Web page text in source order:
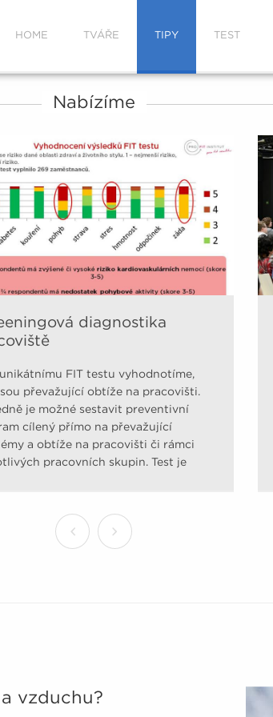
HOME TVÁŘE TIPY TEST
Nabízíme
diagnostika
FIT testu vyhodnotíme,
převažující obtíže na pracovišti.
je možné sestavit preventivní
cílený přímo na převažující
a obtíže na pracovišti či rámci
pracovních skupin. Test je
upravených dotazníků uznávaných
společnostmi. Mapuje úroveň
aktivity, jídelníček, odolnost vůči
vzduchu?